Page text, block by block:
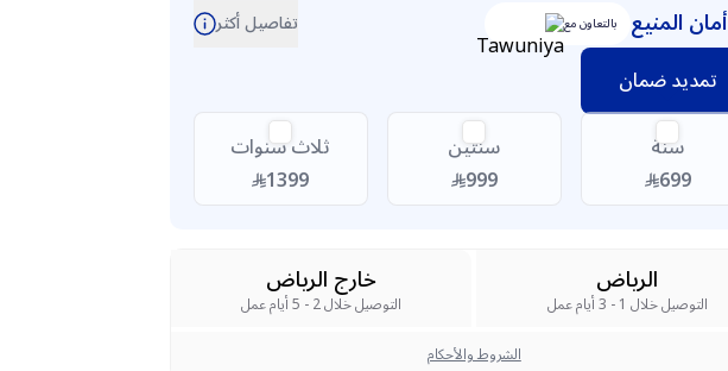
أمان المنيع بالتعاون مع تفاصيل أكثر
تمديد ضمان
سنة
699
سنتين
999
ثلاث سنوات
1399
الرياض
التوصيل خلال 1 - 3 أيام عمل
خارج الرياض
التوصيل خلال 2 - 5 أيام عمل
الشروط والأحكام